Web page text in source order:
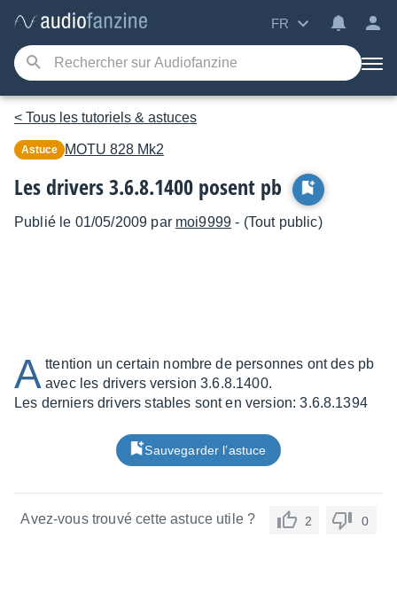
FR
< Tous les tutoriels & astuces
Astuce MOTU 828 Mk2
Les drivers 3.6.8.1400 posent pb
Publié le 01/05/2009 par moi9999 - (Tout public)
A ttention un certain nombre de personnes ont des pb
avec les drivers version 3.6.8.1400.
Les derniers drivers stables sont en version: 3.6.8.1394
Sauvegarder l’astuce
Avez-vous trouvé cette astuce utile ? 2 0